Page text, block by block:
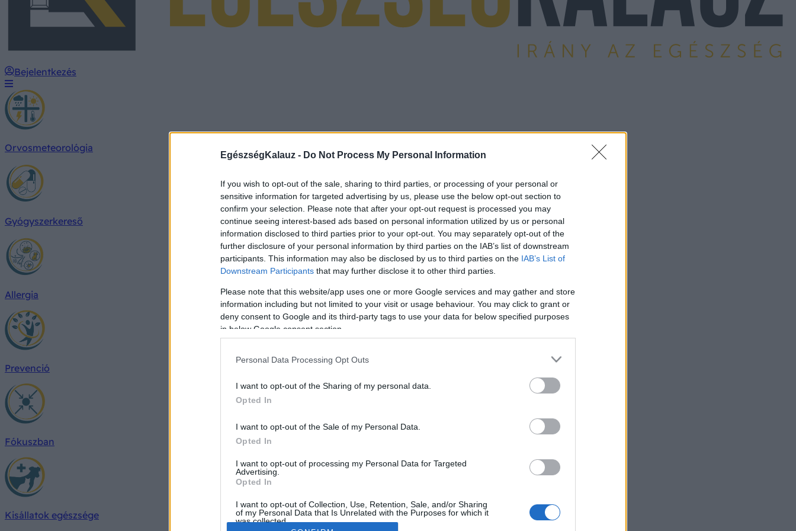
EgészségKalauz - Do Not Process My Personal Information
If you wish to opt-out of the sale, sharing to third parties, or processing of your personal or
sensitive information for targeted advertising by us, please use the below opt-out section to
confirm your selection. Please note that after your opt-out request is processed you may
continue seeing interest-based ads based on personal information utilized by us or personal
information disclosed to third parties prior to your opt-out. You may separately opt-out of the
further disclosure of your personal information by third parties on the IAB’s list of downstream
participants. This information may also be disclosed by us to third parties on the IAB’s List of
Downstream Participants that may further disclose it to other third parties.
Please note that this website/app uses one or more Google services and may gather and store
information including but not limited to your visit or usage behaviour. You may click to grant or
deny consent to Google and its third-party tags to use your data for below specified purposes
in below Google consent section.
Personal Data Processing Opt Outs
I want to opt-out of the Sharing of my personal data.
Opted In
I want to opt-out of the Sale of my Personal Data.
Opted In
I want to opt-out of processing my Personal Data for Targeted
Advertising.
Opted In
I want to opt-out of Collection, Use, Retention, Sale, and/or Sharing
of my Personal Data that Is Unrelated with the Purposes for which it
was collected.
Bejelentkezés
Orvosmeteorológia
Gyógyszerkereső
Allergia
Prevenció
Fókuszban
Kisállatok egészsége